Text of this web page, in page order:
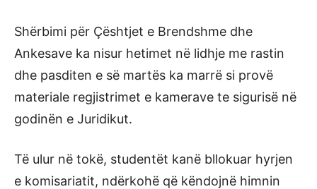
Shërbimi për Çështjet e Brendshme dhe
Ankesave ka nisur hetimet në lidhje me rastin
dhe pasditen e së martës ka marrë si provë
materiale regjistrimet e kamerave te sigurisë në
godinën e Juridikut.
Të ulur në tokë, studentët kanë bllokuar hyrjen
e komisariatit, ndërkohë që këndojnë himnin